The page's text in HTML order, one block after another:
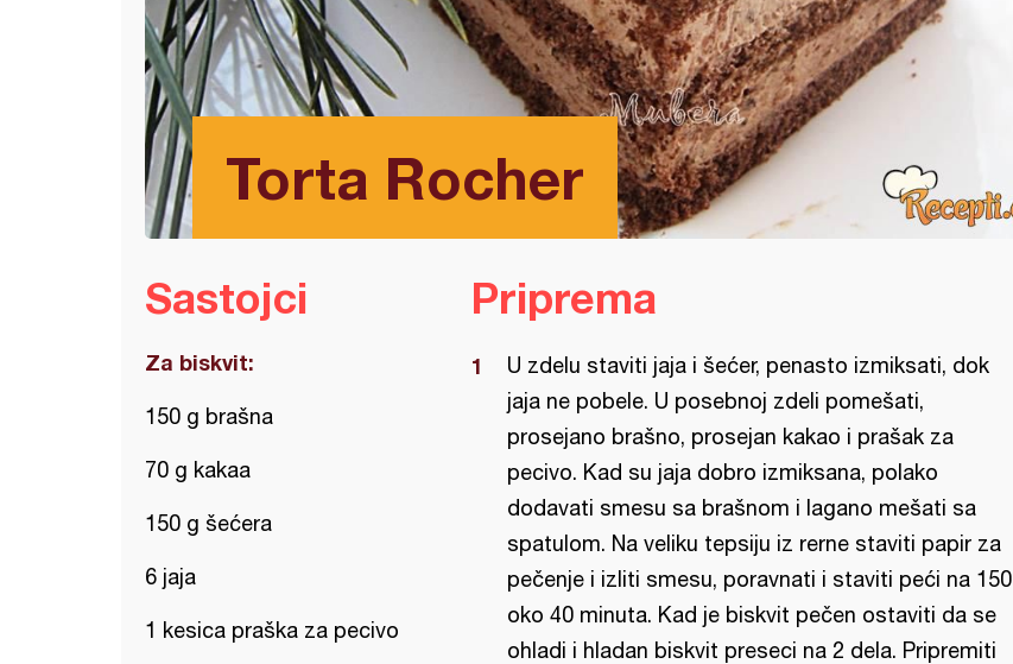
Torta Rocher
Sastojci
Za biskvit:
150 g brašna
70 g kakaa
150 g šećera
6 jaja
1 kesica praška za pecivo
Priprema
U zdelu staviti jaja i šećer, penasto izmiksati, dok
jaja ne pobele. U posebnoj zdeli pomešati,
prosejano brašno, prosejan kakao i prašak za
pecivo. Kad su jaja dobro izmiksana, polako
dodavati smesu sa brašnom i lagano mešati sa
spatulom. Na veliku tepsiju iz rerne staviti papir za
pečenje i izliti smesu, poravnati i staviti peći na 150
oko 40 minuta. Kad je biskvit pečen ostaviti da se
ohladi i hladan biskvit preseci na 2 dela. Pripremiti